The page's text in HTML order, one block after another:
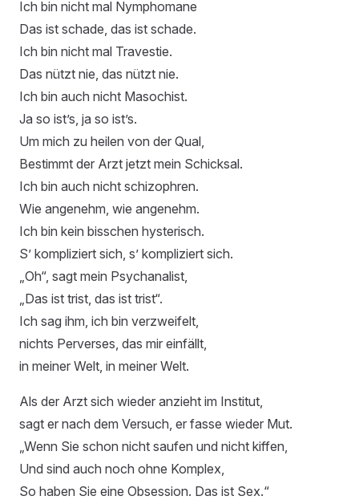
Ich bin nicht mal Nymphomane
Das ist schade, das ist schade.
Ich bin nicht mal Travestie.
Das nützt nie, das nützt nie.
Ich bin auch nicht Masochist.
Ja so ist’s, ja so ist’s.
Um mich zu heilen von der Qual,
Bestimmt der Arzt jetzt mein Schicksal.
Ich bin auch nicht schizophren.
Wie angenehm, wie angenehm.
Ich bin kein bisschen hysterisch.
S’ kompliziert sich, s’ kompliziert sich.
„Oh“, sagt mein Psychanalist,
„Das ist trist, das ist trist“.
Ich sag ihm, ich bin verzweifelt,
nichts Perverses, das mir einfällt,
in meiner Welt, in meiner Welt.
Als der Arzt sich wieder anzieht im Institut,
sagt er nach dem Versuch, er fasse wieder Mut.
„Wenn Sie schon nicht saufen und nicht kiffen,
Und sind auch noch ohne Komplex,
So haben Sie eine Obsession. Das ist Sex.“